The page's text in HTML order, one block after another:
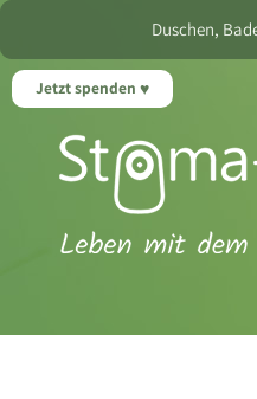
Jetzt spenden
Duschen,